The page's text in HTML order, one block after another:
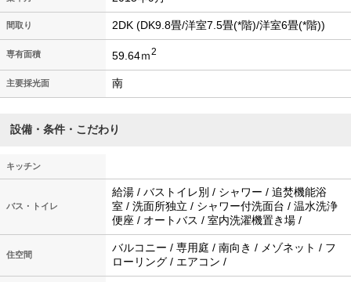
間取り 2DK (DK9.8畳/洋室7.5畳(*階)/洋室6畳(*階))
専有面積 59.64ｍ2
主要採光面 南
設備・条件・こだわり
キッチン
バス・トイレ
給湯 / バストイレ別 / シャワー / 追焚機能浴
室 / 洗面所独立 / シャワー付洗面台 / 温水洗浄
便座 / オートバス / 室内洗濯機置き場 /
住空間
バルコニー / 専用庭 / 南向き / メゾネット / フ
ローリング / エアコン /